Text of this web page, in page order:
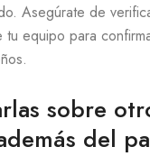
Asegúrate de
equipo para
sobre
del